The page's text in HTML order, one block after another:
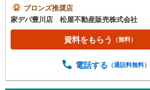
り、風通しが良い【角地】
不動産販売 のつよみ●・豊橋市・豊
の4店舗営業中！三河エリア・遠州
せください。新築戸建、中古戸建、
をお客様のご希望に合わせてご提
という多くの方々がリフォームを行
ブロンズ推奨店
家デパ豊川店 松屋不動産販売株式会社
資料をもらう （無料）
電話する （通話料無料）